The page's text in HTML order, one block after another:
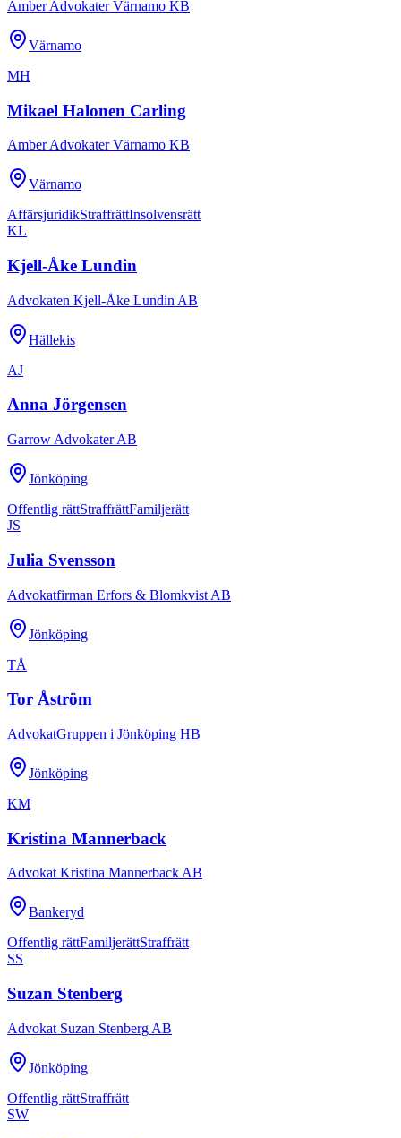
Amber Advokater Värnamo KB
Värnamo
MH
Mikael Halonen Carling
Amber Advokater Värnamo KB
Värnamo
AffärsjuridikStraffrättInsolvensrätt
KL
Kjell-Åke Lundin
Advokaten Kjell-Åke Lundin AB
Hällekis
AJ
Anna Jörgensen
Garrow Advokater AB
Jönköping
Offentlig rättStraffrättFamiljerätt
JS
Julia Svensson
Advokatfirman Erfors & Blomkvist AB
Jönköping
TÅ
Tor Åström
AdvokatGruppen i Jönköping HB
Jönköping
KM
Kristina Mannerback
Advokat Kristina Mannerback AB
Bankeryd
Offentlig rättFamiljerättStraffrätt
SS
Suzan Stenberg
Advokat Suzan Stenberg AB
Jönköping
Offentlig rättStraffrätt
SW